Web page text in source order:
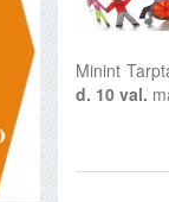
Minint
d. 10 val.